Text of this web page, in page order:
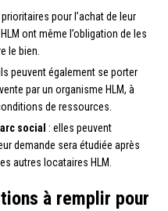
pour l’achat de leur
ont même l’obligation de les
le bien.
peuvent également se porter
par un organisme HLM, à
de ressources.
social : elles peuvent
demande sera étudiée après
autres locataires HLM.
à remplir pour